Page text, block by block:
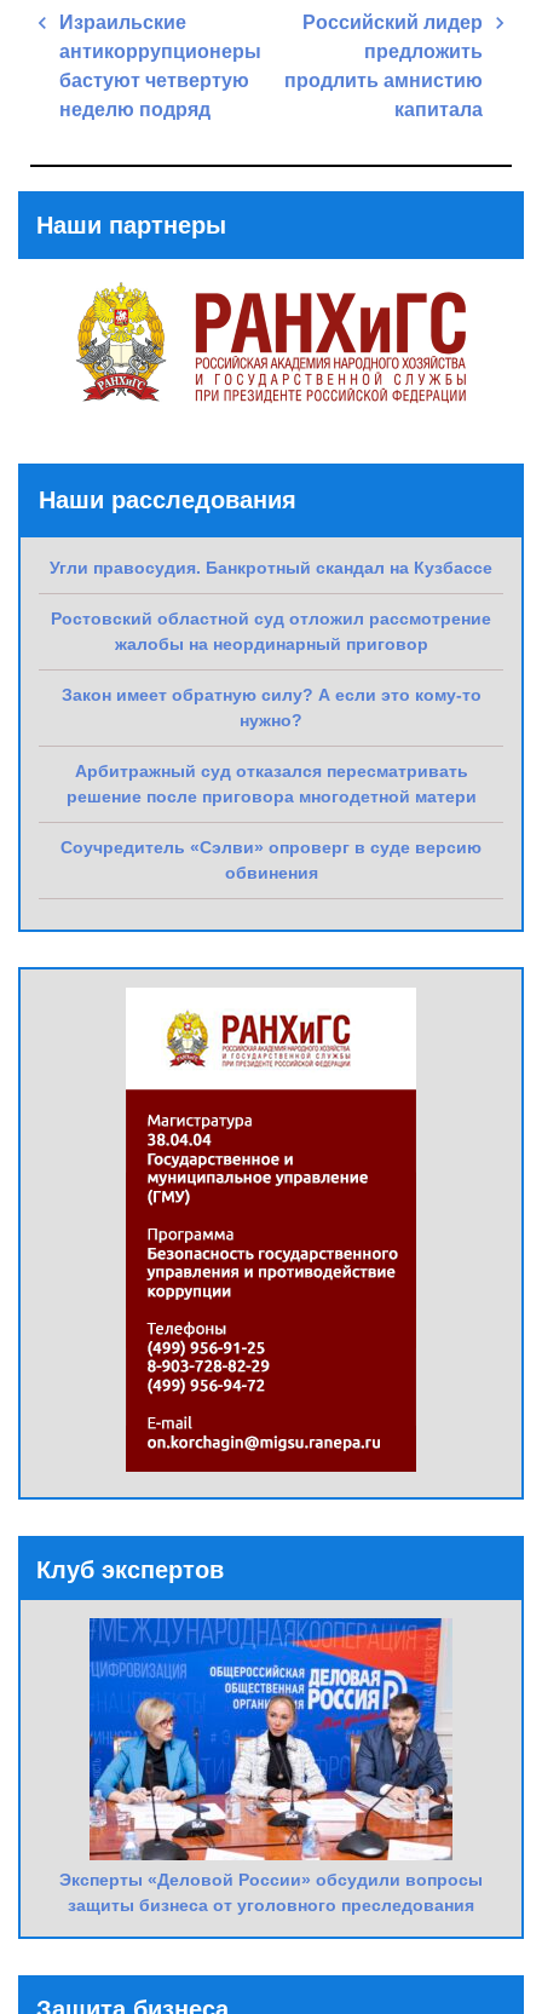
Навигация
записям
Израильские
антикоррупционеры
бастуют четвертую
неделю подряд
Российский лидер
предложить
продлить амнистию
капитала
Наши партнеры
Наши расследования
Угли правосудия. Банкротный скандал на Кузбассе
Ростовский областной суд отложил рассмотрение
жалобы на неординарный приговор
Закон имеет обратную силу? А если это кому-то
нужно?
Арбитражный суд отказался пересматривать
решение после приговора многодетной матери
Соучредитель «Сэлви» опроверг в суде версию
обвинения
Клуб экспертов
Эксперты «Деловой России» обсудили вопросы
защиты бизнеса от уголовного преследования